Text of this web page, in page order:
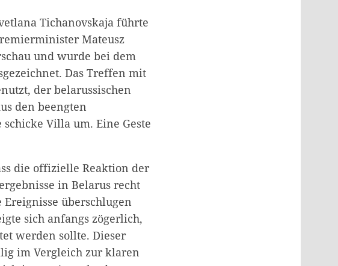
Tichanovskaja führte
Mateusz
und wurde bei dem
Das Treffen mit
der belarussischen
den beengten
Villa um. Eine Geste
die offizielle Reaktion der
in Belarus recht
überschlugen
sich anfangs zögerlich,
werden sollte. Dieser
im Vergleich zur klaren